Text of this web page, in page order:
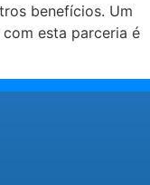
benefícios. Um
esta parceria é